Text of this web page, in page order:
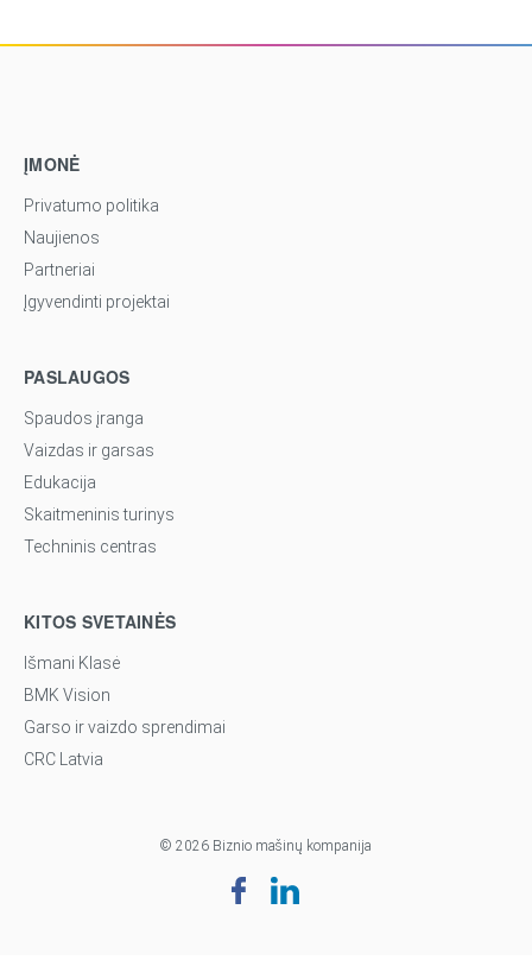
ĮMONĖ
Privatumo politika
Naujienos
Partneriai
Įgyvendinti projektai
PASLAUGOS
Spaudos įranga
Vaizdas ir garsas
Edukacija
Skaitmeninis turinys
Techninis centras
KITOS SVETAINĖS
Išmani Klasė
BMK Vision
Garso ir vaizdo sprendimai
CRC Latvia
© 2026 Biznio mašinų kompanija